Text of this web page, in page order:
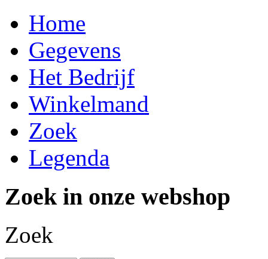
Home
Gegevens
Het Bedrijf
Winkelmand
Zoek
Legenda
Zoek in onze webshop
Zoek